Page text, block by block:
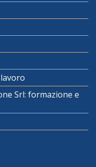
Srl: formazione e